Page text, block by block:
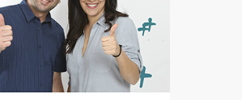
עבודה ללא ניסיון
בונוס למתמידים
עבודה עם שעות נוספות
עבודה מיידית
משרה חלקית
המגזר החרדי המגזר